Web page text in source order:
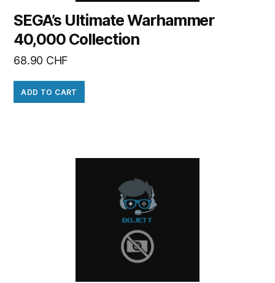
SEGA’s Ultimate Warhammer
40,000 Collection
68.90 CHF
ADD TO CART